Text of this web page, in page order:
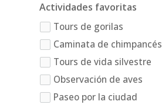
Actividades favoritas
Tours de gorilas
Caminata de chimpancés
Tours de vida silvestre
Observación de aves
Paseo por la ciudad